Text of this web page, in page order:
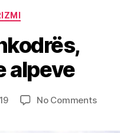
alpeve
No Commentson